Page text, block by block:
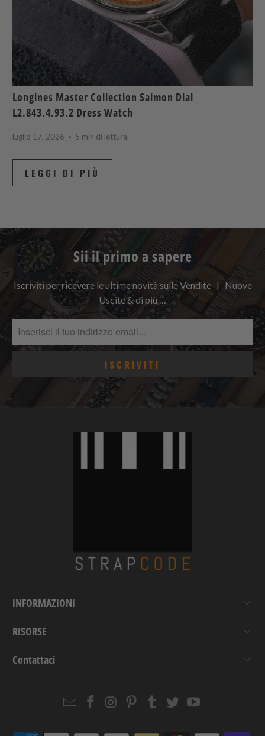
Longines Master Collection Salmon Dial
L2.843.4.93.2 Dress Watch
luglio 17, 2026 5 min di lettura
LEGGI DI PIÙ
Sii il primo a sapere
Iscriviti per ricevere le ultime novità sulle Vendite | Nuove
Uscite & di più …
INFORMAZIONI
RISORSE
Contattaci
EmailStrapcode
Strapcode
Strapcode
Strapcode
Strapcode